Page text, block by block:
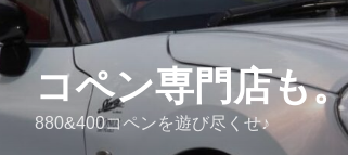
コペン専門店も
880&400コペンを遊び尽くせ♪